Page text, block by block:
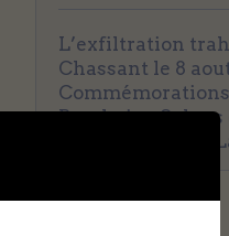
L’exfiltration
Chassant le 8
Prochains
Salon du Livre à